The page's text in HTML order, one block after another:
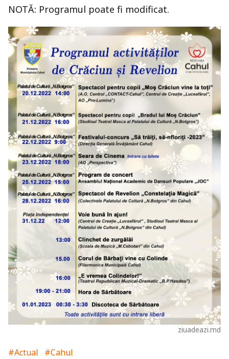
NOTĂ: Programul poate fi modificat.
ziuadeazi.md
#Actual
#Cahul